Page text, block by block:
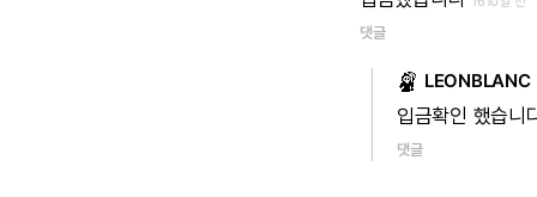
댓글
LEONBLANC
입금확인 했습니
댓글